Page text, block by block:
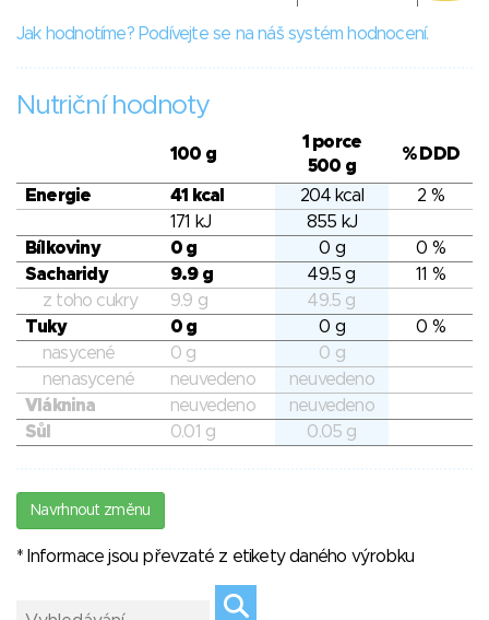
Jak hodnotíme? Podívejte se na náš systém hodnocení.
Nutriční hodnoty
100 g
1 porce
500 g
% DDD
Energie 41 kcal 204 kcal
2 %
171 kJ
855 kJ
Bílkoviny
0 g 0 g
0 %
Sacharidy
9.9 g 49.5 g
11 %
z toho cukry
9.9 g
49.5 g
Tuky
0 g 0 g
0 %
nasycené
0 g
0 g
nenasycené
neuvedeno
neuvedeno
Vláknina
neuvedeno
neuvedeno
Sůl
0.01 g 0.05 g
Navrhnout změnu
* Informace jsou převzaté z etikety daného výrobku